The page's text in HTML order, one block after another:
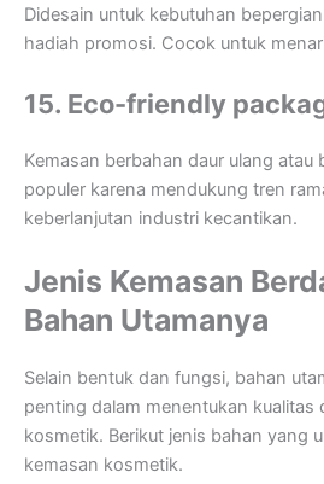
Didesain untuk kebutuhan
hadiah promosi. Cocok untuk
15. Eco-friendly
Kemasan berbahan daur ulang atau
populer karena mendukung tren
keberlanjutan industri kecantikan.
Jenis Kemasan
Bahan Utamanya
Selain bentuk dan fungsi, bahan
penting dalam menentukan kualitas
kosmetik. Berikut jenis bahan yang
kemasan kosmetik.